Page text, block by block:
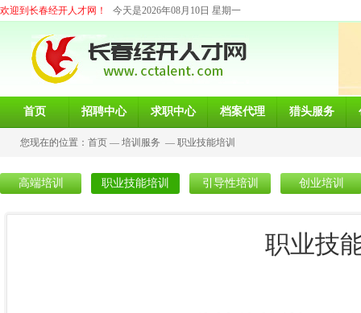
欢迎到长春经开人才网！ 今天是2026年08月10日 星期一
首页 招聘中心 求职中心 档案代理 猎头服务
您现在的位置： 首页 — 培训服务 — 职业技能培训
高端培训 职业技能培训 引导性培训 创业培训
职业技